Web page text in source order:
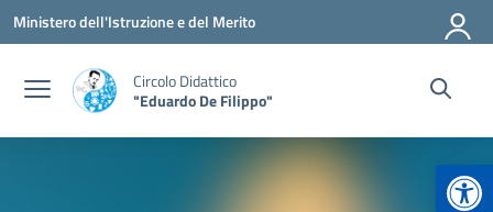
Vai ai contenuti
Vai al menu di navigazione
Vai al footer
Ministero dell'Istruzione e del Merito
Circolo Didattico
"Eduardo De Filippo"